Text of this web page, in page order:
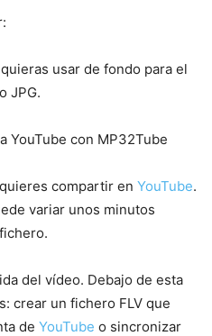
usar de fondo para el
JPG.
compartir en YouTube.
variar unos minutos
del vídeo. Debajo de esta
crear un fichero FLV que
de YouTube o sincronizar